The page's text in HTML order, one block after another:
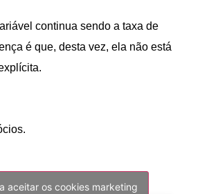
continua sendo a taxa de
é que, desta vez, ela não está
aceitar os cookies marketing